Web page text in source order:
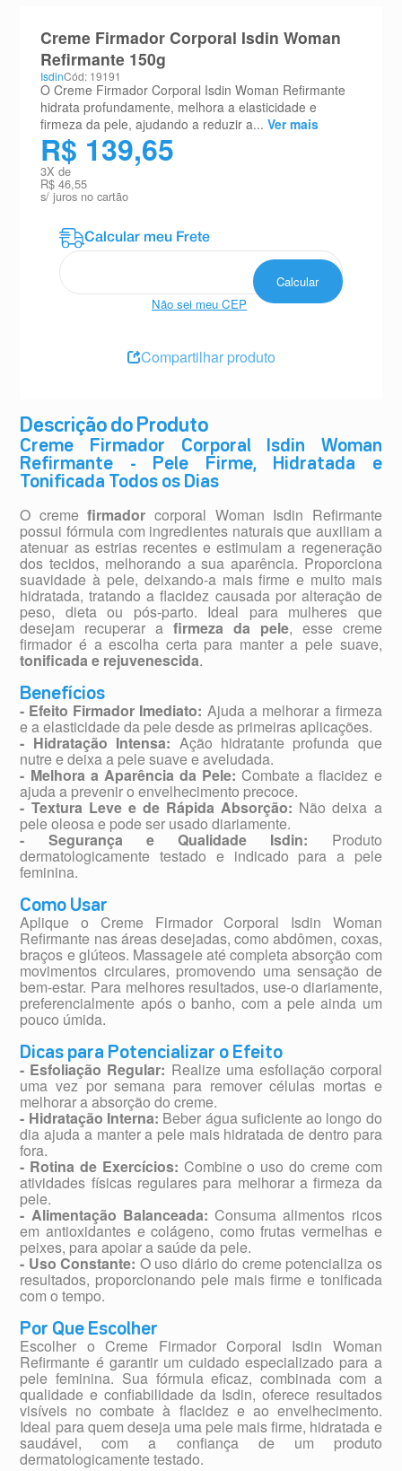
Descrição do Produto
Creme Firmador Corporal Isdin Woman
Refirmante - Pele Firme, Hidratada e
Tonificada Todos os Dias
O creme firmador corporal Woman Isdin Refirmante
possui fórmula com ingredientes naturais que auxiliam a
atenuar as estrias recentes e estimulam a regeneração
dos tecidos, melhorando a sua aparência. Proporciona
suavidade à pele, deixando-a mais firme e muito mais
hidratada, tratando a flacidez causada por alteração de
peso, dieta ou pós-parto. Ideal para mulheres que
desejam recuperar afirmeza da pele, esse creme
firmador é a escolha certa para manter a pele suave,
tonificada e rejuvenescida.
Benefícios
- Efeito Firmador Imediato: Ajuda a melhorar a firmeza
e a elasticidade da pele desde as primeiras aplicações.
- Hidratação Intensa: Ação hidratante profunda que
nutre e deixa a pele suave e aveludada.
- Melhora a Aparência da Pele: Combate a flacidez e
ajuda a prevenir o envelhecimento precoce.
- Textura Leve e de Rápida Absorção: Não deixa a
pele oleosa e pode ser usado diariamente.
- Segurança e Qualidade Isdin: Produto
dermatologicamente testado e indicado para a pele
feminina.
Como Usar
Aplique o Creme Firmador Corporal Isdin Woman
Refirmante nas áreas desejadas, como abdômen, coxas,
braços e glúteos. Massageie até completa absorção com
movimentos circulares, promovendo uma sensação de
bem-estar. Para melhores resultados, use-o diariamente,
preferencialmente após o banho, com a pele ainda um
pouco úmida.
Dicas para Potencializar o Efeito
- Esfoliação Regular: Realize uma esfoliação corporal
uma vez por semana para remover células mortas e
melhorar a absorção do creme.
- Hidratação Interna: Beber água suficiente ao longo do
dia ajuda a manter a pele mais hidratada de dentro para
fora.
- Rotina de Exercícios: Combine o uso do creme com
atividades físicas regulares para melhorar a firmeza da
pele.
- Alimentação Balanceada: Consuma alimentos ricos
em antioxidantes e colágeno, como frutas vermelhas e
peixes, para apoiar a saúde da pele.
- Uso Constante: O uso diário do creme potencializa os
resultados, proporcionando pele mais firme e tonificada
com o tempo.
Por Que Escolher
Escolher o Creme Firmador Corporal Isdin Woman
Refirmante é garantir um cuidado especializado para a
pele feminina. Sua fórmula eficaz, combinada com a
qualidade e confiabilidade da Isdin, oferece resultados
visíveis no combate à flacidez e ao envelhecimento.
Ideal para quem deseja uma pele mais firme, hidratada e
saudável, com a confiança de um produto
dermatologicamente testado.
Creme Firmador Corporal Isdin Woman
Refirmante 150g
IsdinCód: 19191
O Creme Firmador Corporal Isdin Woman Refirmante
hidrata profundamente, melhora a elasticidade e
firmeza da pele, ajudando a reduzir a... Ver mais
R$ 139,65
3X de
R$ 46,55
s/ juros no cartão
Não sei meu CEP
Compartilhar produto
esmalte
ºabsorvente